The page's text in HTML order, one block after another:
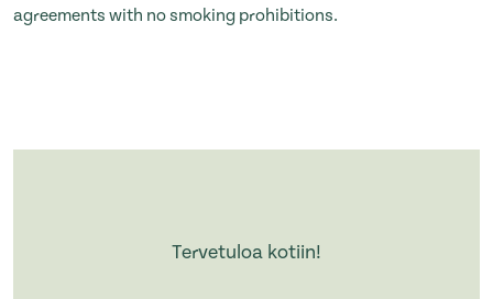
agreements with no smoking prohibitions.
Tervetuloa kotiin!